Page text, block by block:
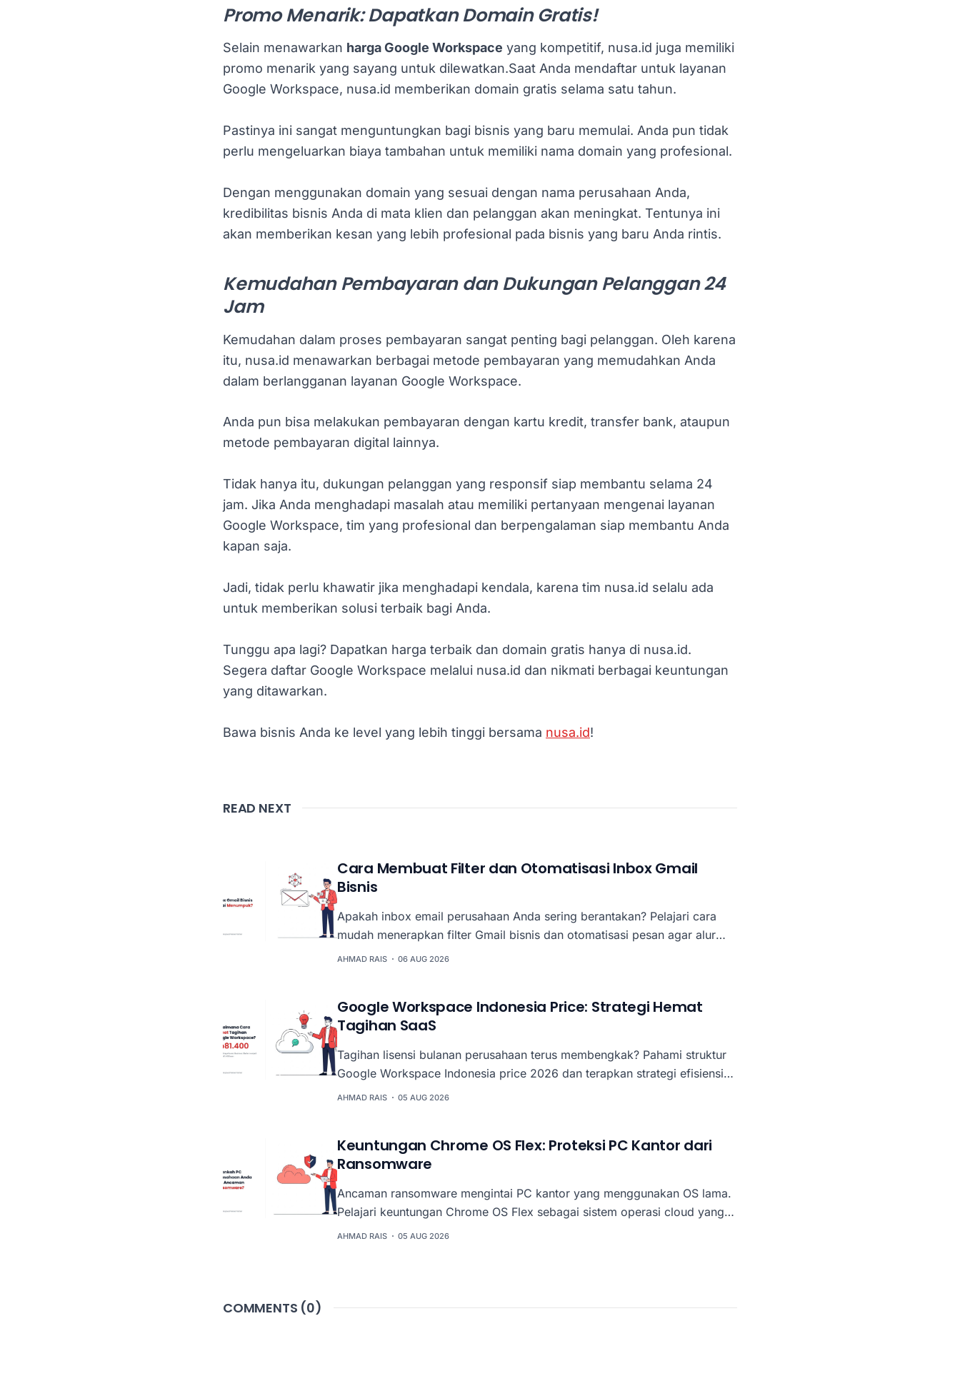
Promo Menarik: Dapatkan Domain Gratis!
Selain menawarkan harga Google Workspace yang kompetitif, nusa.id juga memiliki
promo menarik yang sayang untuk dilewatkan.Saat Anda mendaftar untuk layanan
Google Workspace, nusa.id memberikan domain gratis selama satu tahun.
Pastinya ini sangat menguntungkan bagi bisnis yang baru memulai. Anda pun tidak
perlu mengeluarkan biaya tambahan untuk memiliki nama domain yang profesional.
Dengan menggunakan domain yang sesuai dengan nama perusahaan Anda,
kredibilitas bisnis Anda di mata klien dan pelanggan akan meningkat. Tentunya ini
akan memberikan kesan yang lebih profesional pada bisnis yang baru Anda rintis.
Kemudahan Pembayaran dan Dukungan Pelanggan 24
Jam
Kemudahan dalam proses pembayaran sangat penting bagi pelanggan. Oleh karena
itu, nusa.id menawarkan berbagai metode pembayaran yang memudahkan Anda
dalam berlangganan layanan Google Workspace.
Anda pun bisa melakukan pembayaran dengan kartu kredit, transfer bank, ataupun
metode pembayaran digital lainnya.
Tidak hanya itu, dukungan pelanggan yang responsif siap membantu selama 24
jam. Jika Anda menghadapi masalah atau memiliki pertanyaan mengenai layanan
Google Workspace, tim yang profesional dan berpengalaman siap membantu Anda
kapan saja.
Jadi, tidak perlu khawatir jika menghadapi kendala, karena tim nusa.id selalu ada
untuk memberikan solusi terbaik bagi Anda.
Tunggu apa lagi? Dapatkan harga terbaik dan domain gratis hanya di nusa.id.
Segera daftar Google Workspace melalui nusa.id dan nikmati berbagai keuntungan
yang ditawarkan.
Bawa bisnis Anda ke level yang lebih tinggi bersama nusa.id!
READ NEXT
Cara Membuat Filter dan Otomatisasi Inbox Gmail
Bisnis
Apakah inbox email perusahaan Anda sering berantakan? Pelajari cara
mudah menerapkan filter Gmail bisnis dan otomatisasi pesan agar alur
komunikasi tim tetap rapi, efisien, dan bebas kekacauan.
AHMAD RAIS 06 AUG 2026
Google Workspace Indonesia Price: Strategi Hemat
Tagihan SaaS
Tagihan lisensi bulanan perusahaan terus membengkak? Pahami struktur
Google Workspace Indonesia price 2026 dan terapkan strategi efisiensi
biaya SaaS tanpa menurunkan produktivitas tim.
AHMAD RAIS 05 AUG 2026
Keuntungan Chrome OS Flex: Proteksi PC Kantor dari
Ransomware
Ancaman ransomware mengintai PC kantor yang menggunakan OS lama.
Pelajari keuntungan Chrome OS Flex sebagai sistem operasi cloud yang
read-only dan aman untuk memperkuat keamanan siber perusahaan tanpa
AHMAD RAIS 05 AUG 2026
COMMENTS (0)